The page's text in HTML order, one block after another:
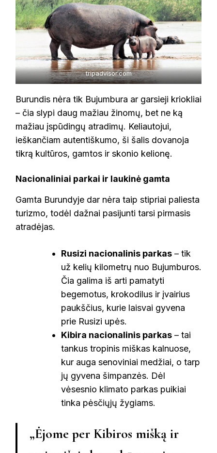
tripadvisor.com
Burundis nėra tik Bujumbura ar garsieji kriokliai
– čia slypi daug mažiau žinomų, bet ne ką
mažiau įspūdingų atradimų. Keliautojui,
ieškančiam autentiškumo, ši šalis dovanoja
tikrą kultūros, gamtos ir skonio kelionę.
Nacionaliniai parkai ir laukinė gamta
Gamta Burundyje dar nėra taip stipriai paliesta
turizmo, todėl dažnai pasijunti tarsi pirmasis
atradėjas.
Rusizi nacionalinis parkas – tik
už kelių kilometrų nuo Bujumburos.
Čia galima iš arti pamatyti
begemotus, krokodilus ir įvairius
paukščius, kurie laisvai gyvena
prie Rusizi upės.
Kibira nacionalinis parkas – tai
tankus tropinis miškas kalnuose,
kur auga senoviniai medžiai, o tarp
jų gyvena šimpanzės. Dėl
vėsesnio klimato parkas puikiai
tinka pėsčiųjų žygiams.
„Ėjome per Kibiros mišką ir